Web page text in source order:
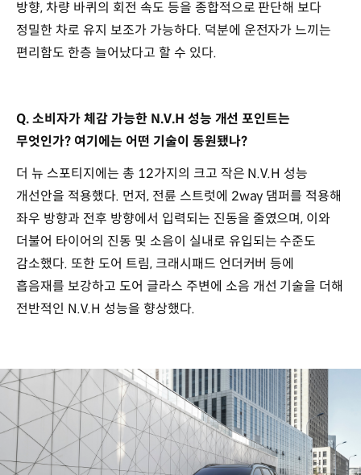
방향, 차량 바퀴의 회전 속도 등을 종합적으로 판단해 보다
정밀한 차로 유지 보조가 가능하다. 덕분에 운전자가 느끼는
편리함도 한층 늘어났다고 할 수 있다.
Q. 소비자가 체감 가능한 N.V.H 성능 개선 포인트는
무엇인가? 여기에는 어떤 기술이 동원됐나?
더 뉴 스포티지에는 총 12가지의 크고 작은 N.V.H 성능
개선안을 적용했다. 먼저, 전륜 스트럿에 2way 댐퍼를 적용해
좌우 방향과 전후 방향에서 입력되는 진동을 줄였으며, 이와
더불어 타이어의 진동 및 소음이 실내로 유입되는 수준도
감소했다. 또한 도어 트림, 크래시패드 언더커버 등에
흡음재를 보강하고 도어 글라스 주변에 소음 개선 기술을 더해
전반적인 N.V.H 성능을 향상했다.